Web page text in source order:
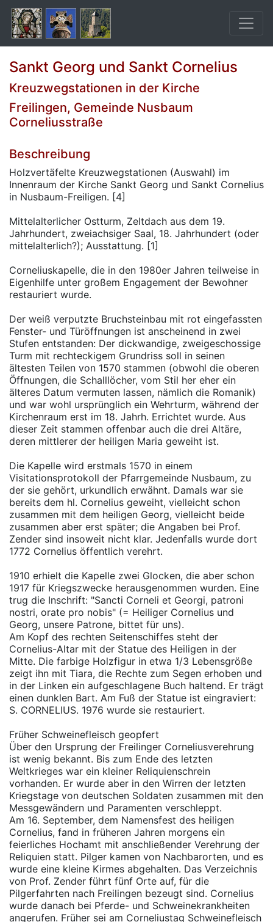
Sankt Georg und Sankt Cornelius
Kreuzwegstationen in der Kirche
Freilingen, Gemeinde Nusbaum
Corneliusstraße
Beschreibung
Holzvertäfelte Kreuzwegstationen (Auswahl) im
Innenraum der Kirche Sankt Georg und Sankt Cornelius
in Nusbaum-Freiligen. [4]
Mittelalterlicher Ostturm, Zeltdach aus dem 19.
Jahrhundert, zweiachsiger Saal, 18. Jahrhundert (oder
mittelalterlich?); Ausstattung. [1]
Corneliuskapelle, die in den 1980er Jahren teilweise in
Eigenhilfe unter großem Engagement der Bewohner
restauriert wurde.
Der weiß verputzte Bruchsteinbau mit rot eingefassten
Fenster- und Türöffnungen ist anscheinend in zwei
Stufen entstanden: Der dickwandige, zweigeschossige
Turm mit rechteckigem Grundriss soll in seinen
ältesten Teilen von 1570 stammen (obwohl die oberen
Öffnungen, die Schalllöcher, vom Stil her eher ein
älteres Datum vermuten lassen, nämlich die Romanik)
und war wohl ursprünglich ein Wehrturm, während der
Kirchenraum erst im 18. Jahrh. Errichtet wurde. Aus
dieser Zeit stammen offenbar auch die drei Altäre,
deren mittlerer der heiligen Maria geweiht ist.
Die Kapelle wird erstmals 1570 in einem
Visitationsprotokoll der Pfarrgemeinde Nusbaum, zu
der sie gehört, urkundlich erwähnt. Damals war sie
bereits dem hl. Cornelius geweiht, vielleicht schon
zusammen mit dem heiligen Georg, vielleicht beide
zusammen aber erst später; die Angaben bei Prof.
Zender sind insoweit nicht klar. Jedenfalls wurde dort
1772 Cornelius öffentlich verehrt.
1910 erhielt die Kapelle zwei Glocken, die aber schon
1917 für Kriegszwecke herausgenommen wurden. Eine
trug die Inschrift: "Sancti Corneli et Georgi, patroni
nostri, orate pro nobis" (= Heiliger Cornelius und
Georg, unsere Patrone, bittet für uns).
Am Kopf des rechten Seitenschiffes steht der
Cornelius-Altar mit der Statue des Heiligen in der
Mitte. Die farbige Holzfigur in etwa 1/3 Lebensgröße
zeigt ihn mit Tiara, die Rechte zum Segen erhoben und
in der Linken ein aufgeschlagene Buch haltend. Er trägt
einen dunklen Bart. Am Fuß der Statue ist eingraviert:
S. CORNELIUS. 1976 wurde sie restauriert.
Früher Schweinefleisch geopfert
Über den Ursprung der Freilinger Corneliusverehrung
ist wenig bekannt. Bis zum Ende des letzten
Weltkrieges war ein kleiner Reliquienschrein
vorhanden. Er wurde aber in den Wirren der letzten
Kriegstage von deutschen Soldaten zusammen mit den
Messgewändern und Paramenten verschleppt.
Am 16. September, dem Namensfest des heiligen
Cornelius, fand in früheren Jahren morgens ein
feierliches Hochamt mit anschließender Verehrung der
Reliquien statt. Pilger kamen von Nachbarorten, und es
wurde eine kleine Kirmes abgehalten. Das Verzeichnis
von Prof. Zender führt fünf Orte auf, für die
Pilgerfahrten nach Freilingen bezeugt sind. Cornelius
wurde danach bei Pferde- und Schweinekrankheiten
angerufen. Früher sei am Corneliustag Schweinefleisch